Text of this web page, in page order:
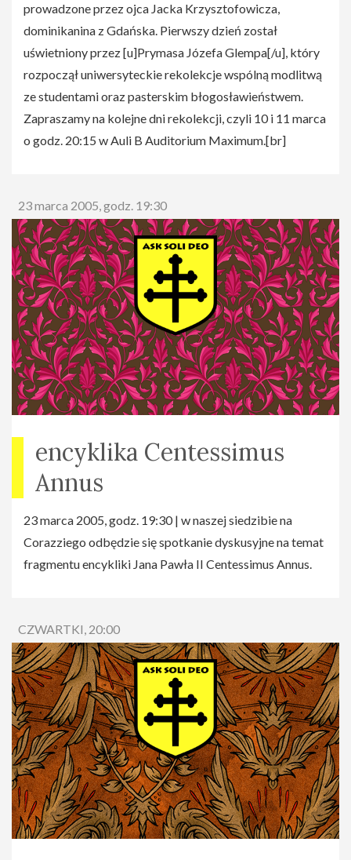
prowadzone przez ojca Jacka Krzysztofowicza,
dominikanina z Gdańska. Pierwszy dzień został
uświetniony przez [u]Prymasa Józefa Glempa[/u], który
rozpoczął uniwersyteckie rekolekcje wspólną modlitwą
ze studentami oraz pasterskim błogosławieństwem.
Zapraszamy na kolejne dni rekolekcji, czyli 10 i 11 marca
o godz. 20:15 w Auli B Auditorium Maximum.[br]
23 marca 2005, godz. 19:30
encyklika Centessimus
Annus
23 marca 2005, godz. 19:30 | w naszej siedzibie na
Corazziego odbędzie się spotkanie dyskusyjne na temat
fragmentu encykliki Jana Pawła II Centessimus Annus.
CZWARTKI, 20:00